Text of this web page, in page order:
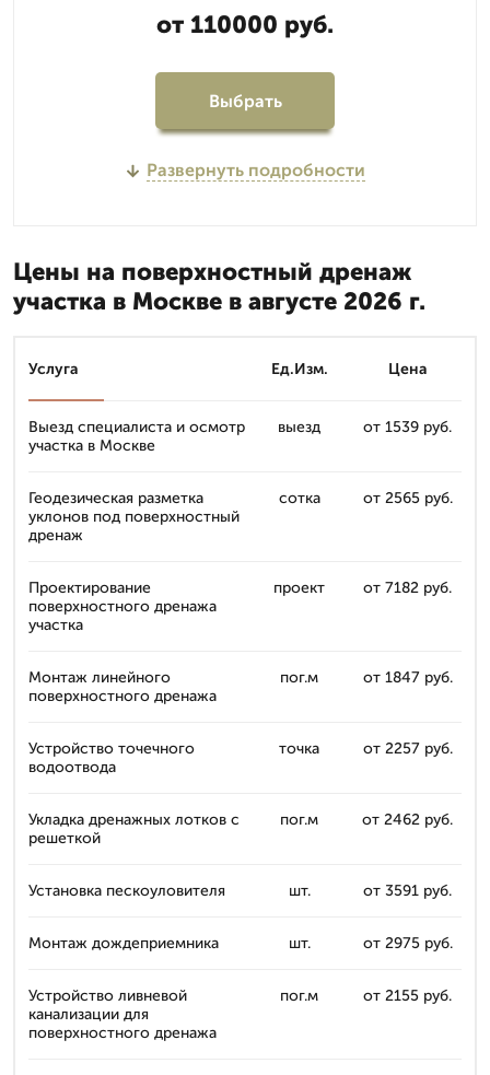
от 110000 руб.
Выбрать
Развернуть подробности
Цены на поверхностный дренаж
участка в Москве в августе 2026 г.
Услуга Ед.Изм. Цена
Выезд специалиста и осмотр
участка в Москве
выезд от 1539 руб.
Геодезическая разметка
уклонов под поверхностный
дренаж
сотка от 2565 руб.
Проектирование
поверхностного дренажа
участка
проект от 7182 руб.
Монтаж линейного
поверхностного дренажа
пог.м от 1847 руб.
Устройство точечного
водоотвода
точка от 2257 руб.
Укладка дренажных лотков с
решеткой
пог.м от 2462 руб.
Установка пескоуловителя шт. от 3591 руб.
Монтаж дождеприемника шт. от 2975 руб.
Устройство ливневой
канализации для
поверхностного дренажа
пог.м от 2155 руб.